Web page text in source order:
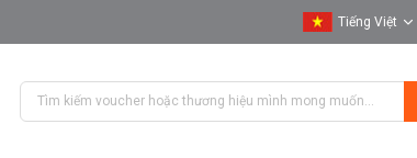
Tiếng Việt
English